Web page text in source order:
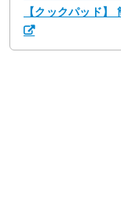
【クックパッド